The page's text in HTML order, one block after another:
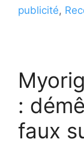
publicité,
:
faux